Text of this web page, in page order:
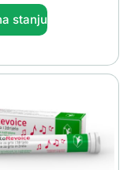
stanju